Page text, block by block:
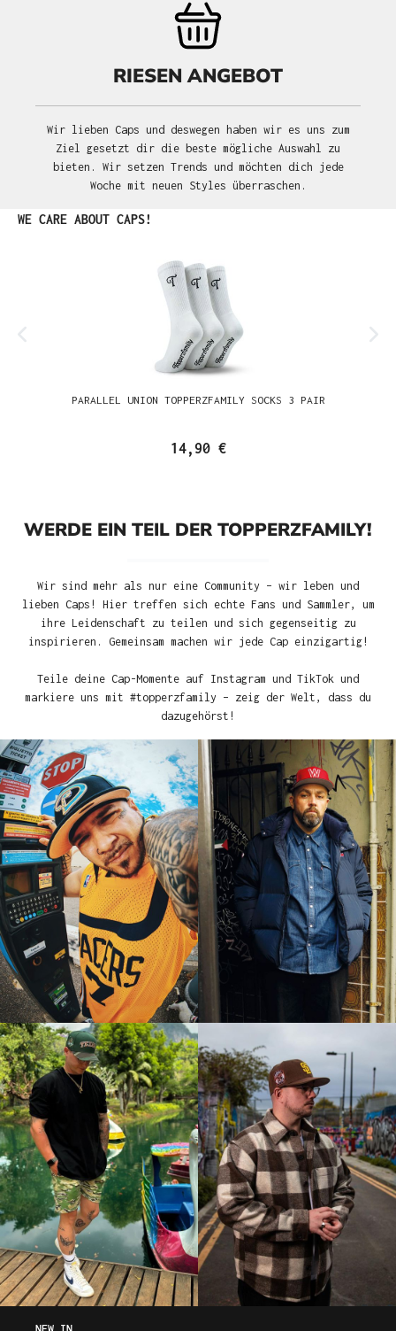
RIESEN ANGEBOT
Wir lieben Caps und deswegen haben wir es uns zum
Ziel gesetzt dir die beste mögliche Auswahl zu
bieten. Wir setzen Trends und möchten dich jede
Woche mit neuen Styles überraschen.
Produktgalerie überspringen
WE CARE ABOUT CAPS!
PARALLEL UNION TOPPERZFAMILY SOCKS 3 PAIR
14,90 €
WERDE EIN TEIL DER TOPPERZFAMILY!
Wir sind mehr als nur eine Community – wir leben und
lieben Caps! Hier treffen sich echte Fans und Sammler, um
ihre Leidenschaft zu teilen und sich gegenseitig zu
inspirieren. Gemeinsam machen wir jede Cap einzigartig!
Teile deine Cap-Momente auf Instagram und TikTok und
markiere uns mit #topperzfamily – zeig der Welt, dass du
dazugehörst!